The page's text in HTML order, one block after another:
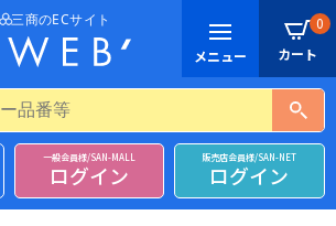
0
一般会員様/SAN-MALL
ログイン
販売店会員様/SAN-NET
ログイン